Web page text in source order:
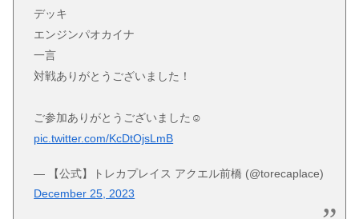
デッキ
エンジンパオカイナ
一言
対戦ありがとうございました！
ご参加ありがとうございました☺
pic.twitter.com/KcDtOjsLmB
— 【公式】トレカプレイス アクエル前橋 (@torecaplace)
December 25, 2023